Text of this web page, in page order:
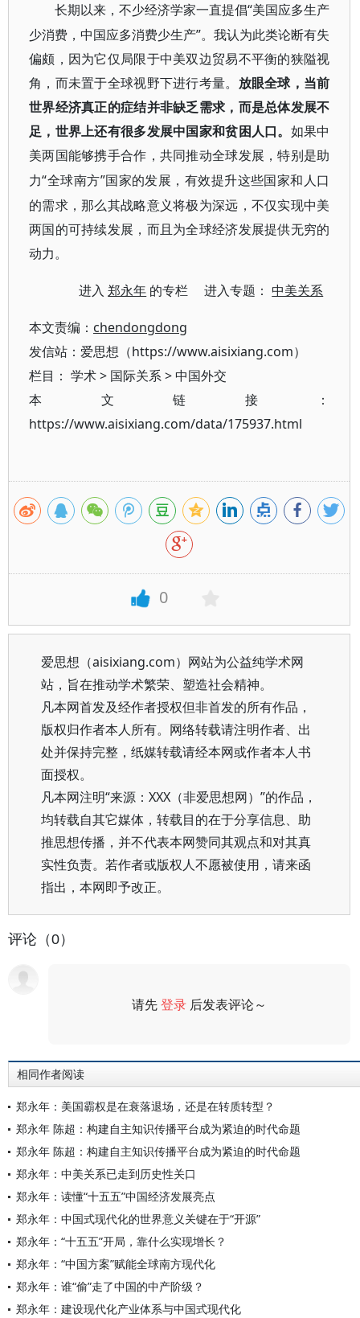
长期以来，不少经济学家一直提倡“美国应多生产
少消费，中国应多消费少生产”。我认为此类论断有失
偏颇，因为它仅局限于中美双边贸易不平衡的狭隘视
角，而未置于全球视野下进行考量。
放眼全球，当前
世界经济真正的症结并非缺乏需求，而是总体发展不
足，世界上还有很多发展中国家和贫困人口。 如果中
美两国能够携手合作，共同推动全球发展，特别是助
力“全球南方”国家的发展，有效提升这些国家和人口
的需求，那么其战略意义将极为深远，不仅实现中美
两国的可持续发展，而且为全球经济发展提供无穷的
动力。
进入郑永年 的专栏 进入专题：中美关系
本文责编： chendongdong
发信站：爱思想（https://www.aisixiang.com）
栏目： 学术> 国际关系>中国外交
本文链接：
https://www.aisixiang.com/data/175937.html
0
爱思想（aisixiang.com）网站为公益纯学术网
站，旨在推动学术繁荣、塑造社会精神。
凡本网首发及经作者授权但非首发的所有作品，
版权归作者本人所有。网络转载请注明作者、出
处并保持完整，纸媒转载请经本网或作者本人书
面授权。
凡本网注明“来源：XXX（非爱思想网）”的作品，
均转载自其它媒体，转载目的在于分享信息、助
推思想传播，并不代表本网赞同其观点和对其真
实性负责。若作者或版权人不愿被使用，请来函
指出，本网即予改正。
评论（0）
请先登录 后发表评论～
相同作者阅读
郑永年：美国霸权是在衰落退场，还是在转质转型？
郑永年 陈超：构建自主知识传播平台成为紧迫的时代命题
郑永年 陈超：构建自主知识传播平台成为紧迫的时代命题
郑永年：中美关系已走到历史性关口
郑永年：读懂“十五五”中国经济发展亮点
郑永年：中国式现代化的世界意义关键在于“开源”
郑永年：“十五五”开局，靠什么实现增长？
郑永年：“中国方案”赋能全球南方现代化
郑永年：谁“偷”走了中国的中产阶级？
郑永年：建设现代化产业体系与中国式现代化